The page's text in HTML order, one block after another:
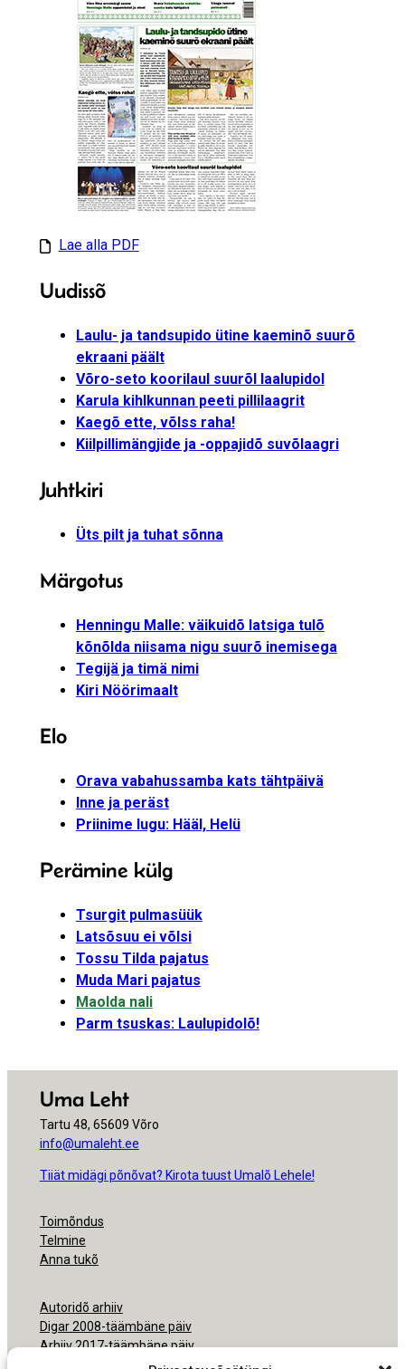
Lae alla PDF
Uudissõ
Laulu- ja tandsupido ütine kaeminõ suurõ
ekraani päält
Võro-seto koorilaul suurõl laalupidol
Karula kihlkunnan peeti pillilaagrit
Kaegõ ette, võlss raha!
Kiilpillimängjide ja -oppajidõ suvõlaagri
Juhtkiri
Üts pilt ja tuhat sõnna
Märgotus
Henningu Malle: väikuidõ latsiga tulõ
kõnõlda niisama nigu suurõ inemisega
Tegijä ja timä nimi
Kiri Nöörimaalt
Elo
Orava vabahussamba kats tähtpäivä
Inne ja peräst
Priinime lugu: Hääl, Helü
Perämine külg
Tsurgit pulmasüük
Latsõsuu ei võlsi
Tossu Tilda pajatus
Muda Mari pajatus
Maolda nali
Parm tsuskas: Laulupidolõ!
Uma Leht
Tartu 48, 65609 Võro
info@umaleht.ee
Tiiät midägi põnõvat? Kirota tuust Umalõ Lehele!
Toimõndus
Telmine
Anna tukõ
Autoridõ arhiiv
Digar 2008-täämbäne päiv
Arhiiv 2017-täämbäne päiv